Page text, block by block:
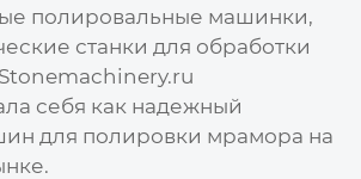
полировальные машинки,
станки для обработки
себя как надежный
для полировки мрамора на